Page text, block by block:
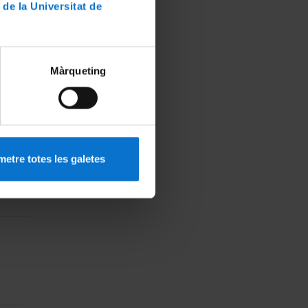
la Universitat de
Màrqueting
totes les galetes
a